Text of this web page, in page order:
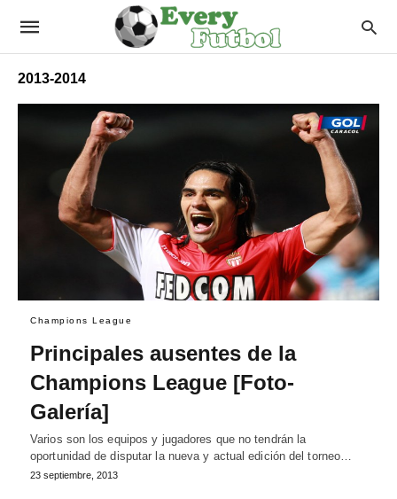
2013-2014
Champions League
Principales ausentes de la
Champions League [Foto-
Galería]
Varios son los equipos y jugadores que no tendrán la
oportunidad de disputar la nueva y actual edición del torneo…
23 septiembre, 2013